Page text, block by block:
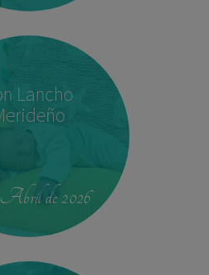
Lancho
Abril de 2026